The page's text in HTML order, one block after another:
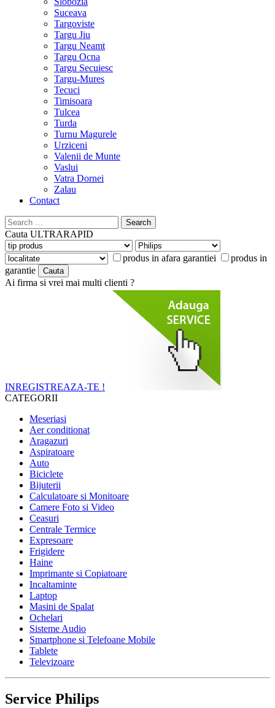
Suceava
Targoviste
Targu Jiu
Targu Neamt
Targu Ocna
Targu Secuiesc
Targu-Mures
Tecuci
Timisoara
Tulcea
Turda
Turnu Magurele
Urziceni
Valenii de Munte
Vaslui
Vatra Dornei
Zalau
Contact
Search
for:
Cauta ULTRARAPID
produs in afara garantiei
produs in
garantie
Ai firma si vrei mai multi clienti ?
INREGISTREAZA-TE !
CATEGORII
Meseriasi
Aer conditionat
Aragazuri
Aspiratoare
Auto
Biciclete
Bijuterii
Calculatoare si Monitoare
Camere Foto si Video
Ceasuri
Centrale Termice
Expresoare
Frigidere
Haine
Imprimante si Copiatoare
Incaltaminte
Laptop
Masini de Spalat
Ochelari
Sisteme Audio
Smartphone si Telefoane Mobile
Tablete
Televizoare
Service Philips